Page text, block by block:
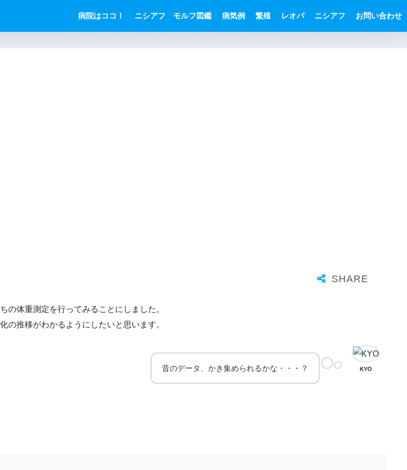
病院はココ！ ニシアフ モルフ図鑑 病気例 繁殖 レオパ ニシアフ お問い合わせ
の体重測定を行ってみることにしました。
の推移がわかるようにしたいと思います。
KYO
昔のデータ、かき集められるかな・・・？